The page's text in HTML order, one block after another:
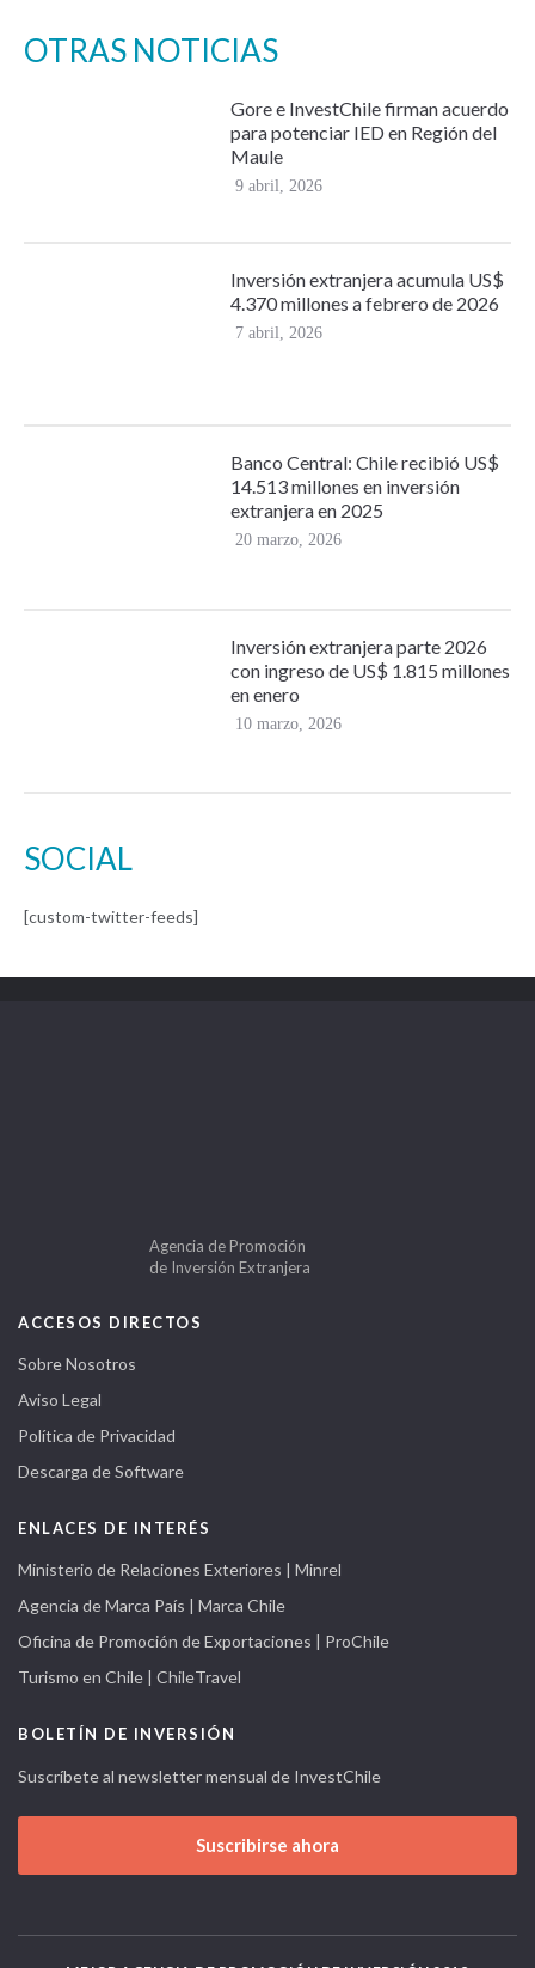
OTRAS NOTICIAS
Gore e InvestChile firman acuerdo
para potenciar IED en Región del
Maule
9 abril, 2026
Inversión extranjera acumula US$
4.370 millones a febrero de 2026
7 abril, 2026
Banco Central: Chile recibió US$
14.513 millones en inversión
extranjera en 2025
20 marzo, 2026
Inversión extranjera parte 2026
con ingreso de US$ 1.815 millones
en enero
10 marzo, 2026
SOCIAL
[custom-twitter-feeds]
Agencia de Promoción
de Inversión Extranjera
ACCESOS DIRECTOS
Sobre Nosotros
Aviso Legal
Política de Privacidad
Descarga de Software
ENLACES DE INTERÉS
Ministerio de Relaciones Exteriores | Minrel
Agencia de Marca País | Marca Chile
Oficina de Promoción de Exportaciones | ProChile
Turismo en Chile | ChileTravel
BOLETÍN DE INVERSIÓN
Suscríbete al newsletter mensual de InvestChile
Suscribirse ahora